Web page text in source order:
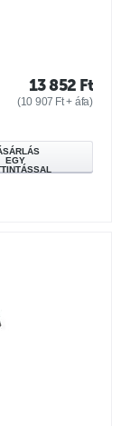
13 852 Ft
(10 907 Ft+ áfa)
EGY